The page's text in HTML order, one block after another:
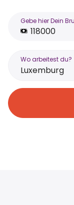
Gebe hier Dein
Wo arbeitest du?
Luxemburg